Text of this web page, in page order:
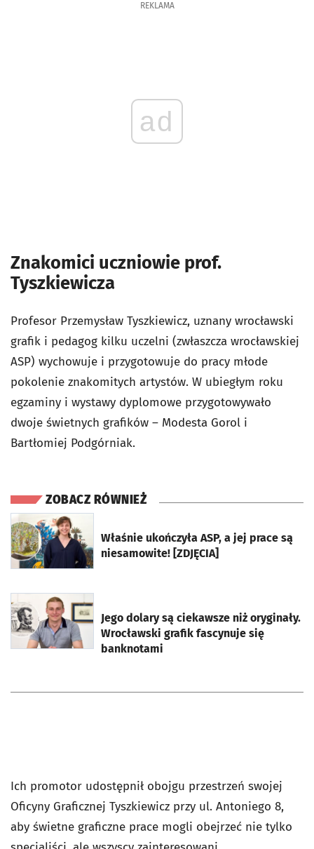
REKLAMA
ad
Znakomici uczniowie prof.
Tyszkiewicza
Profesor Przemysław Tyszkiewicz, uznany wrocławski
grafik i pedagog kilku uczelni (zwłaszcza wrocławskiej
ASP) wychowuje i przygotowuje do pracy młode
pokolenie znakomitych artystów. W ubiegłym roku
egzaminy i wystawy dyplomowe przygotowywało
dwoje świetnych grafików – Modesta Gorol i
Bartłomiej Podgórniak.
ZOBACZ RÓWNIEŻ
Właśnie ukończyła ASP, a jej prace są
niesamowite! [ZDJĘCIA]
otworzy się w nowej karcie
Jego dolary są ciekawsze niż oryginały.
Wrocławski grafik fascynuje się
banknotami
otworzy się w nowej karcie
Ich promotor udostępnił obojgu przestrzeń swojej
Oficyny Graficznej Tyszkiewicz przy ul. Antoniego 8,
aby świetne graficzne prace mogli obejrzeć nie tylko